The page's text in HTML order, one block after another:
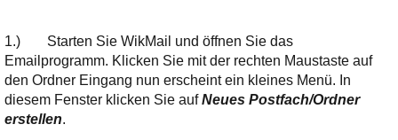
1.)
Starten Sie WikMail und öffnen Sie das
Emailprogramm. Klicken Sie mit der rechten Maustaste auf
den Ordner Eingang nun erscheint ein kleines Menü. In
diesem Fenster klicken Sie aufNeues Postfach/Ordner
erstellen.
KuNoMail, usw.
Ihre E-Mail
Adresse:
E-Mail